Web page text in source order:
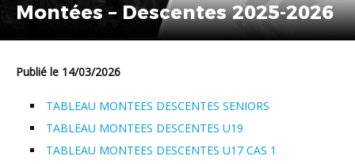
Montées – Descentes 2025-2026
Publié le 14/03/2026
TABLEAU MONTEES DESCENTES SENIORS
TABLEAU MONTEES DESCENTES U19
TABLEAU MONTEES DESCENTES U17 CAS 1